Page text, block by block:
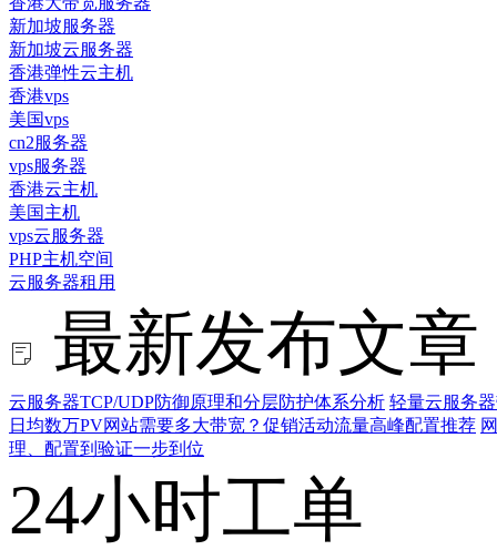
新加坡服务器
新加坡云服务器
香港弹性云主机
香港vps
美国vps
cn2服务器
vps服务器
香港云主机
美国主机
vps云服务器
PHP主机空间
云服务器租用
最新发布文章
云服务器TCP/UDP防御原理和分层防护体系分析 轻量云服务
日均数万PV网站需要多大带宽？促销活动流量高峰配置推荐
理、配置到验证一步到位
24小时工单